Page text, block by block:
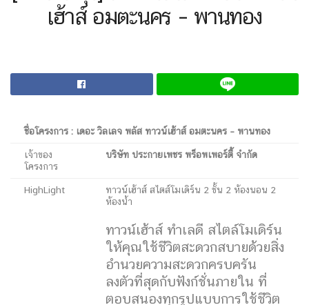
เฮ้าส์ อมตะนคร – พานทอง
ชื่อโครงการ : เดอะ วิลเลจ พลัส ทาวน์เฮ้าส์ อมตะนคร – พานทอง
เจ้าของ
โครงการ
บริษัท ประกายเพชร พร็อพเพอร์ตี้ จำกัด
HighLight
ทาวน์เฮ้าส์ สไตส์โมเดิร์น 2 ชั้น 2 ห้องนอน 2
ห้องน้ำ
ทาวน์เฮ้าส์ ทำเลดี สไตล์โมเดิร์น
ให้คุณใช้ชีวิตสะดวกสบายด้วยสิ่ง
อำนวยความสะดวกครบครัน
ลงตัวที่สุดกับฟังก์ชั่นภายใน ที่
ตอบสนองทุกรูปแบบการใช้ชีวิต